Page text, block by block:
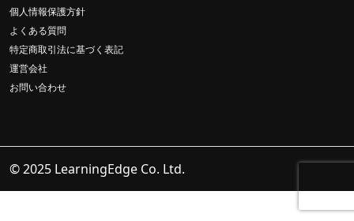
個人情報保護方針
よくある質問
特定商取引法に基づく表記
運営会社
お問い合わせ
© 2025 LearningEdge Co. Ltd.